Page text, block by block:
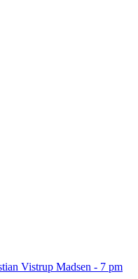
Vistrup Madsen - 7 pm